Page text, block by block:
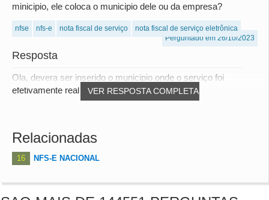
minicipio, ele coloca o municipio dele ou da empresa?
nfse nfs-e nota fiscal de serviço
nota fiscal de serviço eletrônica
Perguntado em 26/10/2023
Resposta
VER RESPOSTA COMPLETA
Ola, devera ser inserido o municipio onde o serviço foi
efetivamente realizado. Obrigado!
Relacionadas
16 NFS-E NACIONAL